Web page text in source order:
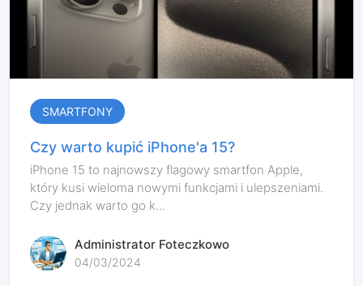
SMARTFONY
Czy warto kupić iPhone'a 15?
iPhone 15 to najnowszy flagowy smartfon Apple,
który kusi wieloma nowymi funkcjami i ulepszeniami.
Czy jednak warto go k...
Administrator Foteczkowo
04/03/2024